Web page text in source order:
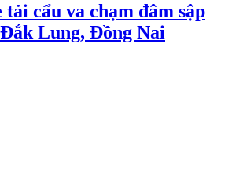
cẩu va chạm đâm sập
Lung, Đồng Nai